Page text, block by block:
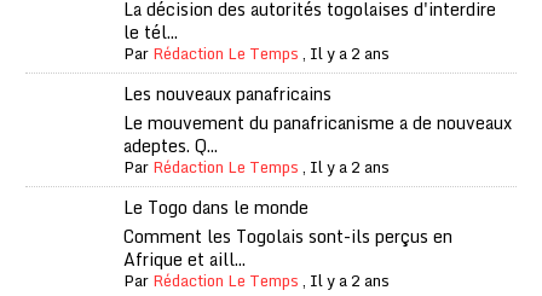
La décision des autorités togolaises d'interdire
le tél...
ParRédaction Le Temps, Il y a 2 ans
Les nouveaux panafricains
Le mouvement du panafricanisme a de nouveaux
adeptes. Q...
ParRédaction Le Temps, Il y a 2 ans
Le Togo dans le monde
Comment les Togolais sont-ils perçus en
Afrique et aill...
ParRédaction Le Temps, Il y a 2 ans